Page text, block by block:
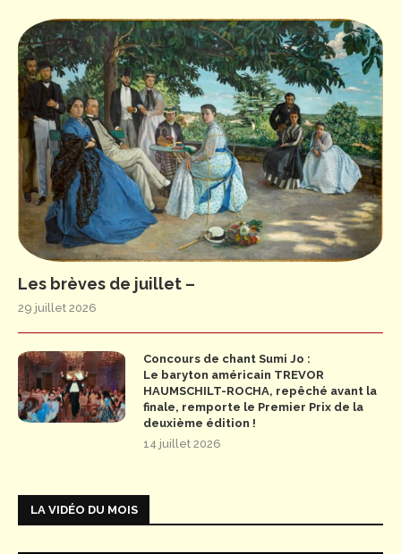
Les brèves de juillet –
29 juillet 2026
Concours de chant Sumi Jo :
Le baryton américain TREVOR
HAUMSCHILT-ROCHA, repêché avant la
finale, remporte le Premier Prix de la
deuxième édition !
14 juillet 2026
LA VIDÉO DU MOIS